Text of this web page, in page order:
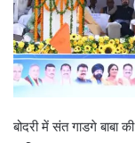
बोदरी में संत गाडगे बाबा